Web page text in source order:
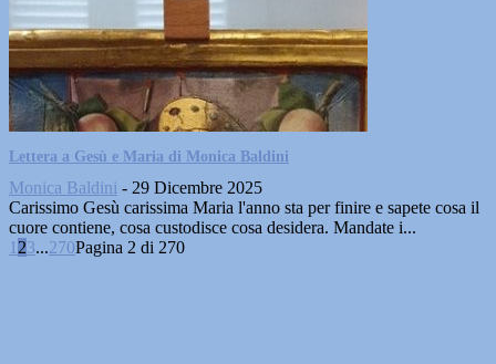
Lettera a Gesù e Maria di Monica Baldini
Monica Baldini - 29 Dicembre 2025
Carissimo Gesù carissima Maria l'anno sta per finire e sapete cosa il
cuore contiene, cosa custodisce cosa desidera. Mandate i...
1 23...270Pagina 2 di 270